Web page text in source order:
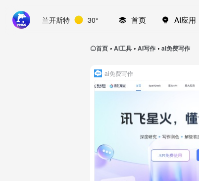
兰开斯特 30° 首页 AI应用
首页 • AI工具 • AI写作 • ai免费写作
ai免费写作